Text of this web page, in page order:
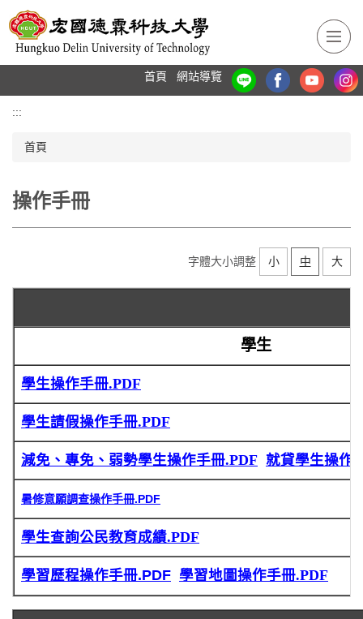
跳
到
主
要
容
區
首頁 網站導覽
:::
首頁
操作手冊
字體大小調整 小 中 大
學生
學生操作手冊.PDF
學生請假操作手冊.PDF
減免、專免、弱勢學生操作手冊.PDF 就貸學生操作
暑修意願調查操作手冊.PDF
學生查詢公民教育成績.PDF
學習歷程操作手冊.PDF 學習地圖操作手冊.PDF